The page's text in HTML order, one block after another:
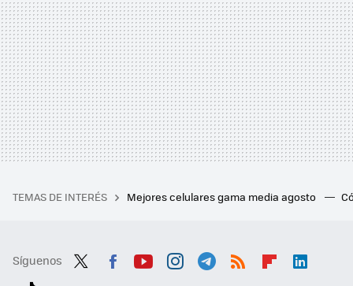
TEMAS DE INTERÉS Mejores celulares gama media agosto
Síguenos